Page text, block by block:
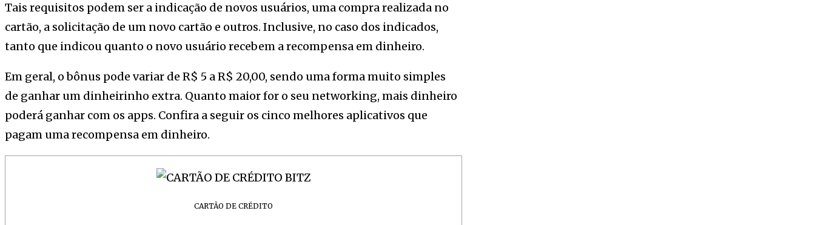
Tais requisitos podem ser a indicação de novos usuários, uma compra realizada no
cartão, a solicitação de um novo cartão e outros. Inclusive, no caso dos indicados,
tanto que indicou quanto o novo usuário recebem a recompensa em dinheiro.
Em geral, o bônus pode variar de R$ 5 a R$ 20,00, sendo uma forma muito simples
de ganhar um dinheirinho extra. Quanto maior for o seu networking, mais dinheiro
poderá ganhar com os apps. Confira a seguir os cinco melhores aplicativos que
pagam uma recompensa em dinheiro.
CARTÃO DE CRÉDITO